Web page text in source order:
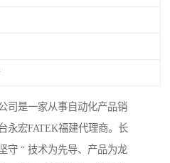
司是一家从事自动化产品销
永宏FATEK福建代理商。长
守 “ 技术为先导、产品为龙